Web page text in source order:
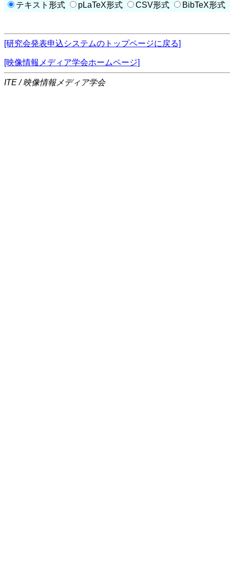
テキスト形式
pLaTeX形式 CSV形式 BibTeX形式
[研究会発表申込システムのトップページに戻る]
[映像情報メディア学会ホームページ]
ITE / 映像情報メディア学会